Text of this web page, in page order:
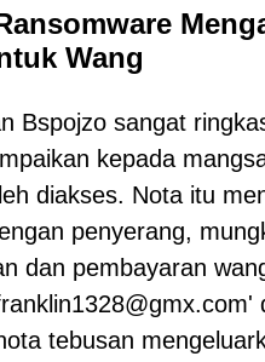
Wang
Bspojzo sangat
kepada
diakses. Nota itu
penyerang,
dan pembayaran
tebusan